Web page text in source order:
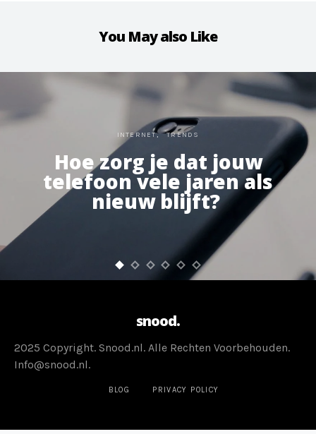
You May also Like
INTERNET TRENDS
Hoe zorg je dat jouw
telefoon vele jaren als
nieuw blijft?
snood.
BLOG PRIVACY POLICY
2025 Copyright. Snood.nl. Alle Rechten Voorbehouden.
Info@snood.nl.